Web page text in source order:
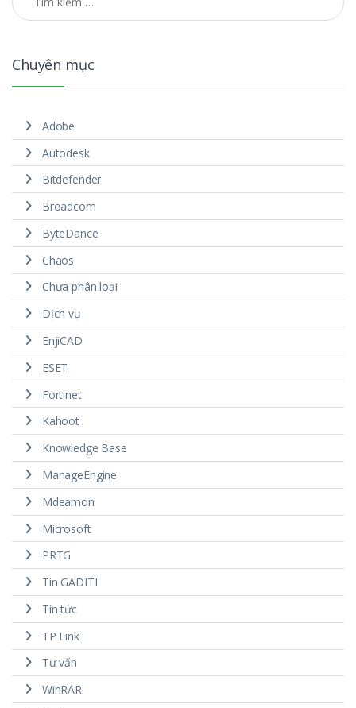
Chuyên mục
Adobe
Autodesk
Bitdefender
Broadcom
ByteDance
Chaos
Chưa phân loại
Dịch vụ
EnjiCAD
ESET
Fortinet
Kahoot
Knowledge Base
ManageEngine
Mdeamon
Microsoft
PRTG
Tin GADITI
Tin tức
TP Link
Tư vấn
WinRAR